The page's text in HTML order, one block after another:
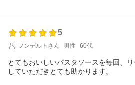
5
フンデルトさん
男性 60代
とてもおいしいパスタソースを毎回、
していただきとても助かります。